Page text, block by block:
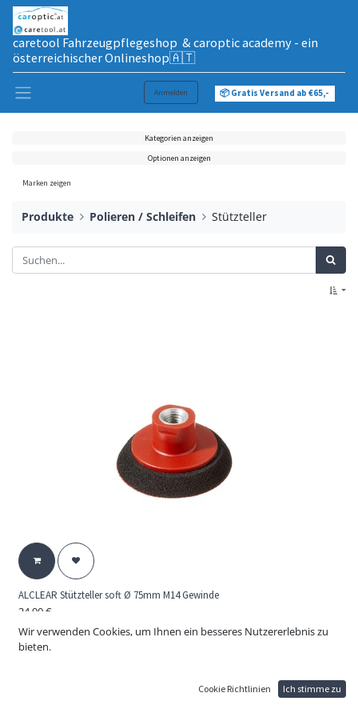
caretool Fahrzeugpflegeshop & caroptic academy - ein
österreichischer Onlineshop🇦🇹
Anmelden 📦 Gratis Versand ab €65,-
Kategorien anzeigen
Optionen anzeigen
Marken zeigen
Produkte Polieren / Schleifen Stützteller
ALCLEAR Stützteller soft Ø 75mm M14 Gewinde
24,90€
Erstklassiger Klett-Stützteller mit fester Zellkautschuk-Polsterung. Zur
Kante hin elastisch für perfekte Führung.
Wir verwenden Cookies, um Ihnen ein besseres Nutzererlebnis zu
bieten.
Cookie Richtlinien Ich stimme zu